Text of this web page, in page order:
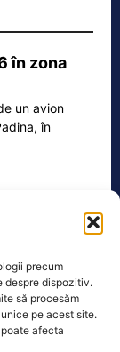
precum
despre dispozitiv.
să procesăm
pe acest site.
afecta
în zona
un avion
în
retrăim
în…
Ion
anunțate